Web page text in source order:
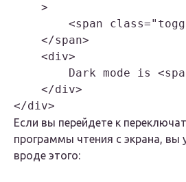
    >
<span
    </span>
    <div>
Dark mode is
    </div>
</div>
Если вы перейдете к
программы чтения с экрана, вы
вроде этого: